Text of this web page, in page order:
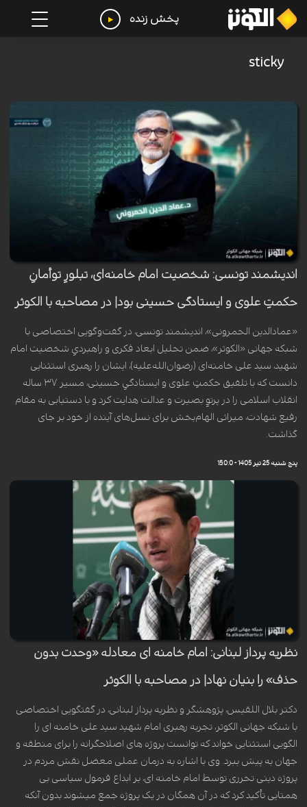
پخش زنده
sticky
اندیشمند تونسی: شخصیت امام خامنه‌ای، تبلورِ توأمانِ
حکمتِ علوی و ایستادگی حسینی بود| در مصاحبه با الکوثر
«عمادالدین الحمرونی»، اندیشمند تونسی، در گفت‌وگویی اختصاصی با
شبکه جهانی «الکوثر»، ضمن تحلیل ابعاد فکری و راهبردیِ شخصیت امام
شهید، سید علی خامنه‌ای (رضوان‌الله‌علیه)، ایشان را رهبری استثنایی
دانست که با تلفیق حکمتِ علوی و ایستادگیِ حسینی، مسیر ۳۷ ساله
انقلاب اسلامی را در پرتوِ بصیرت و عدالت هدایت کرد و با دستیابی به مقام
رفیع شهادت، میراثی الهام‌بخش برای نسل‌های آینده از خود بر جای
گذاشت.
پنج شنبه 25 تیر 1405 - 15:0:0
نظریه پرداز لبنانی: امام خامنه ای معادله «وحدت بدون
حذف» را بنیان نهاد| در مصاحبه با الکوثر
دکتر بلال اللقیس، پژوهشگر و نظریه پرداز لبنانی، در گفتگویی اختصاصی
با شبکه جهانی الکوثر، تجربه رهبری امام شهید سید علی خامنه ای را
الگویی استثنایی خواند که توانست پروژه های اصلاحگرانه را برای منطقه و
جهان به پیش ببرد. وی با اشاره به درمان عملی معضل نقش مردم در
پروژه دینی تحرری توسط امام خامنه ای، بر ابداع فرمول سیاسی بی
همتایی تأکید کرد که در آن همگان در یک پروژه جمع میشوند بدون آنکه